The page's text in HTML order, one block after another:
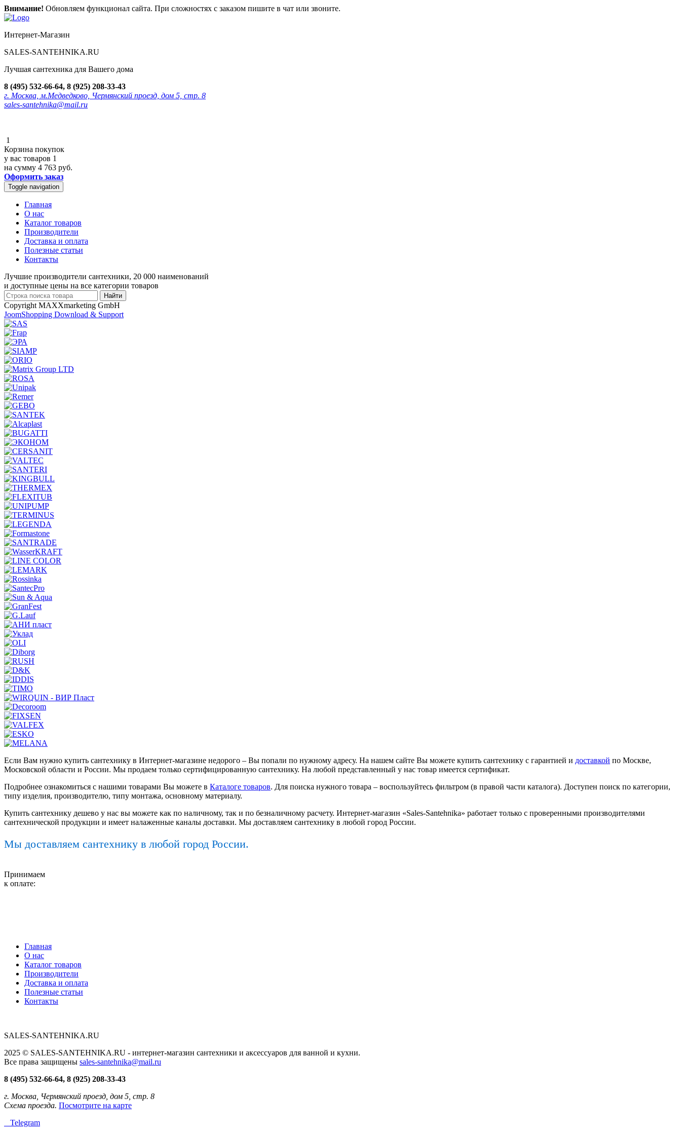
Внимание! Обновляем функционал сайта. При сложностях с заказом пишите в чат или звоните.
Интернет-Магазин
SALES-SANTEHNIKA.RU
Лучшая сантехника для Вашего дома
8 (495) 532-66-64, 8 (925) 208-33-43
г. Москва, м.Медведково, Чермянский проезд, дом 5, стр. 8
sales-santehnika@mail.ru
1
Корзина покупок
у вас товаров 1
на сумму 4 763 руб.
Оформить заказ
Toggle navigation
Главная
О нас
Каталог товаров
Производители
Доставка и оплата
Полезные статьи
Контакты
Лучшие производители сантехники, 20 000 наименований
и доступные цены на все категории товаров
Copyright MAXXmarketing GmbH
JoomShopping Download & Support
Если Вам нужно купить сантехнику в Интернет-магазине недорого – Вы попали по нужному адресу. На нашем сайте Вы можете купить сантехнику с гарантией и доставкой по Москве,
Московской области и России. Мы продаем только сертифицированную сантехнику. На любой представленный у нас товар имеется сертификат.
Подробнее ознакомиться с нашими товарами Вы можете в Каталоге товаров. Для поиска нужного товара – воспользуйтесь фильтром (в правой части каталога). Доступен поиск по категории,
типу изделия, производителю, типу монтажа, основному материалу.
Купить сантехнику дешево у нас вы можете как по наличному, так и по безналичному расчету. Интернет-магазин «Sales-Santehnika» работает только с проверенными производителями
сантехнической продукции и имеет налаженные каналы доставки. Мы доставляем сантехнику в любой город России.
Мы доставляем сантехнику в любой город России.
Принимаем
к оплате:
Главная
О нас
Каталог товаров
Производители
Доставка и оплата
Полезные статьи
Контакты
SALES-SANTEHNIKA.RU
2025 © SALES-SANTEHNIKA.RU - интернет-магазин сантехники и аксессуаров для ванной и кухни.
Все права защищены sales-santehnika@mail.ru
8 (495) 532-66-64, 8 (925) 208-33-43
г. Москва, Чермянский проезд, дом 5, стр. 8
Схема проезда. Посмотрите на карте
Telegram